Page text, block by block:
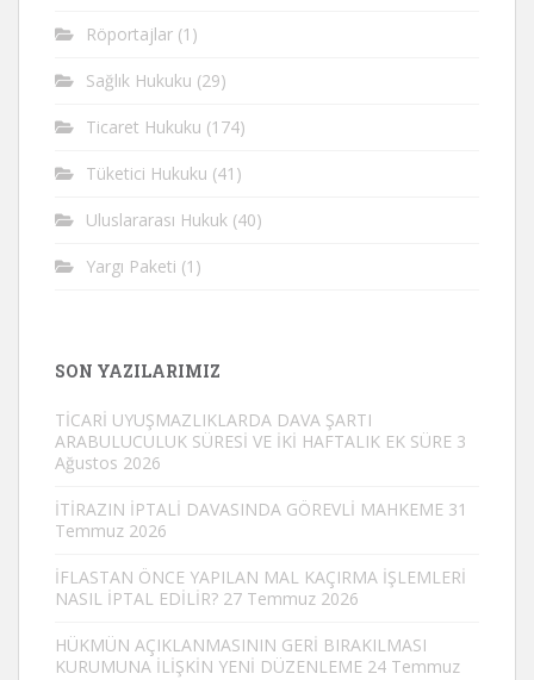
Röportajlar (1)
Sağlık Hukuku (29)
Ticaret Hukuku (174)
Tüketici Hukuku (41)
Uluslararası Hukuk (40)
Yargı Paketi (1)
SON YAZILARIMIZ
TİCARİ UYUŞMAZLIKLARDA DAVA ŞARTI
ARABULUCULUK SÜRESİ VE İKİ HAFTALIK EK SÜRE 3
Ağustos 2026
İTİRAZIN İPTALİ DAVASINDA GÖREVLİ MAHKEME 31
Temmuz 2026
İFLASTAN ÖNCE YAPILAN MAL KAÇIRMA İŞLEMLERİ
NASIL İPTAL EDİLİR? 27 Temmuz 2026
HÜKMÜN AÇIKLANMASININ GERİ BIRAKILMASI
KURUMUNA İLİŞKİN YENİ DÜZENLEME 24 Temmuz